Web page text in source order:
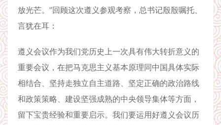
放光芒。”回顾这次遵义参观考察，总书记殷殷嘱托、
言犹在耳：
遵义会议作为我们党历史上一次具有伟大转折意义的
重要会议，在把马克思主义基本原理同中国具体实际
相结合、坚持走独立自主道路、坚定正确的政治路线
和政策策略、建设坚强成熟的中央领导集体等方面，
留下宝贵经验和重要启示。我们要运用好遵义会议历